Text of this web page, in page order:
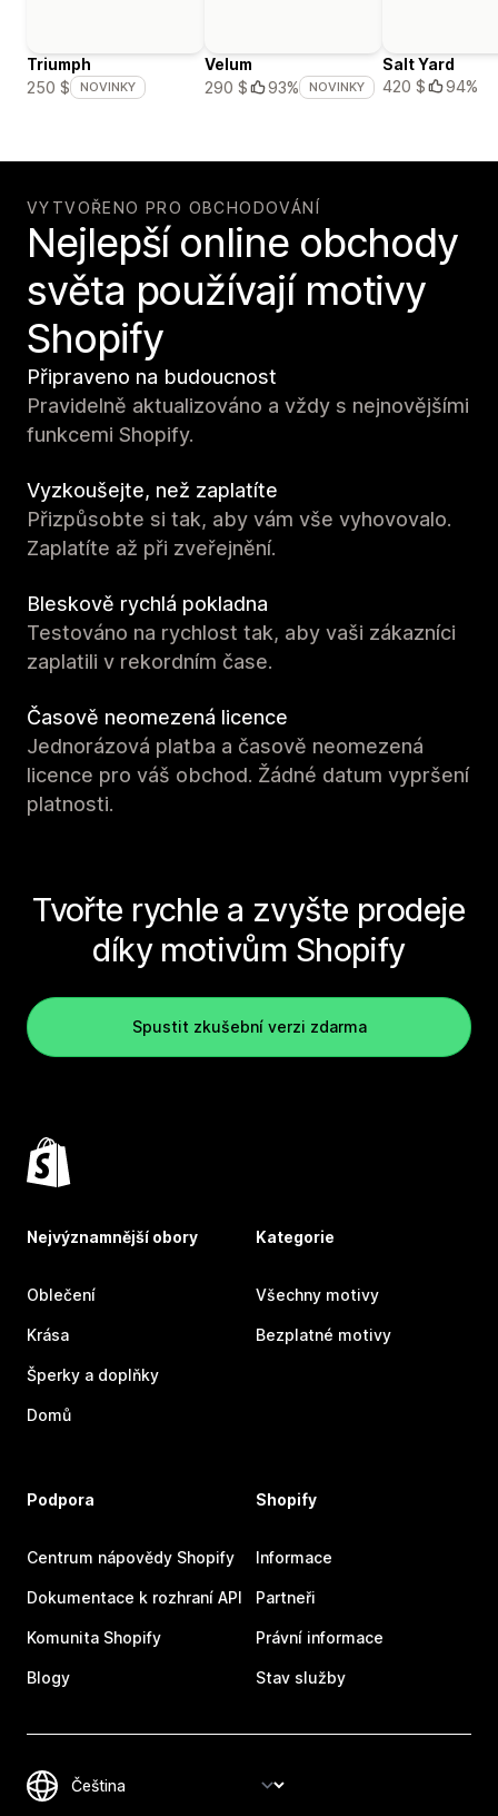
Triumph
250 $
NOVINKY
Velum
290 $
93% NOVINKY
Salt Yard
420 $
94%
VYTVOŘENO PRO OBCHODOVÁNÍ
Nejlepší online obchody
světa používají motivy
Shopify
Připraveno na budoucnost
Pravidelně aktualizováno a vždy s nejnovějšími
funkcemi Shopify.
Vyzkoušejte, než zaplatíte
Přizpůsobte si tak, aby vám vše vyhovovalo.
Zaplatíte až při zveřejnění.
Bleskově rychlá pokladna
Testováno na rychlost tak, aby vaši zákazníci
zaplatili v rekordním čase.
Časově neomezená licence
Jednorázová platba a časově neomezená
licence pro váš obchod. Žádné datum vypršení
platnosti.
Tvořte rychle a zvyšte prodeje
díky motivům Shopify
Spustit zkušební verzi zdarma
Nejvýznamnější obory
Oblečení
Krása
Šperky a doplňky
Domů
Kategorie
Všechny motivy
Bezplatné motivy
Podpora
Centrum nápovědy Shopify
Dokumentace k rozhraní API
Komunita Shopify
Blogy
Shopify
Informace
Partneři
Právní informace
Stav služby